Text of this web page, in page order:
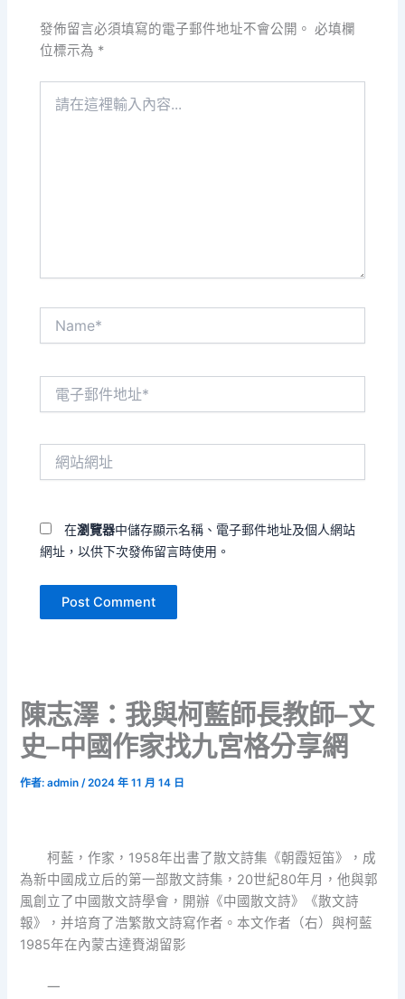
發佈留言必須填寫的電子郵件地址不會公開。 必填欄
位標示為 *
在瀏覽器中儲存顯示名稱、電子郵件地址及個人網站
網址，以供下次發佈留言時使用。
陳志澤：我與柯藍師長教師–文
史–中國作家找九宮格分享網
作者:admin/2024 年 11 月 14 日
柯藍，作家，1958年出書了散文詩集《朝霞短笛》，成
為新中國成立后的第一部散文詩集，20世紀80年月，他與郭
風創立了中國散文詩學會，開辦《中國散文詩》《散文詩
報》，并培育了浩繁散文詩寫作者。本文作者（右）與柯藍
1985年在內蒙古達賚湖留影
一